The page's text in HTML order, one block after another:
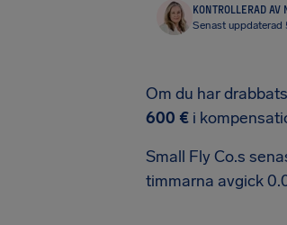
KONTROLLERAD AV
Senast uppdaterad
Om du har
600 € i
Small Fly Co.s
timmarna avgick